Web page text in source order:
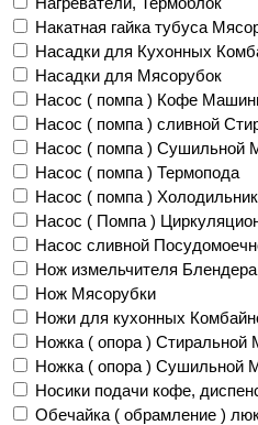
Накатная гайка тубуса
Насадки для Кухонных
Насадки для Мясорубок
Насос ( помпа ) Кофе
Насос ( помпа ) сливной
Насос ( помпа ) Сушильной
Насос ( помпа ) Термопода
Насос ( помпа )
Насос ( Помпа )
Насос сливной
Нож измельчителя Блендера
Нож Мясорубки
Ножи для кухонных
Ножка ( опора )
Ножка ( опора ) Сушильной
Носики подачи кофе,
Обечайка ( обрамление )